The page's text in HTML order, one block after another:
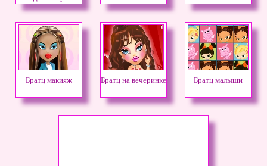
Братц макияж Братц на вечеринке Братц малыши